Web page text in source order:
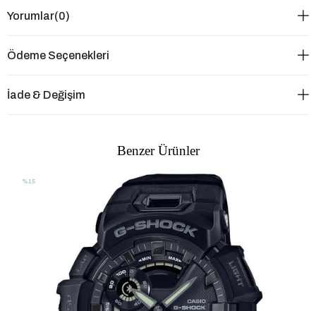
Yorumlar(0)
Ödeme Seçenekleri
İade & Değişim
Benzer Ürünler
%15